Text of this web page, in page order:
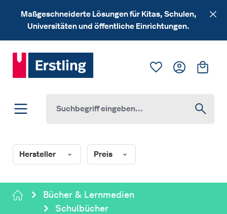
Zum Hauptinhalt springen
Maßgeschneiderte Lösungen für Kitas, Schulen,
Universitäten und öffentliche Einrichtungen.
Du hast 0
Hersteller Preis
Bücher & Lernmedien
Schulbücher